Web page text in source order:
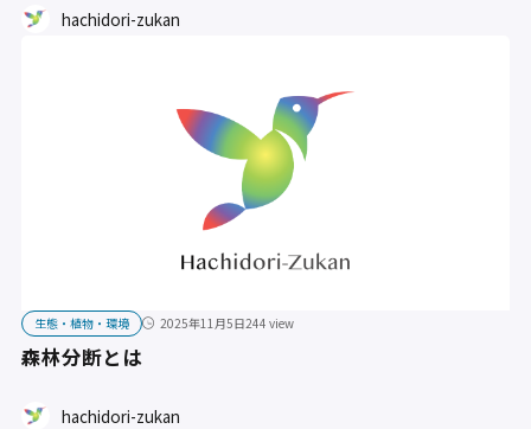
hachidori-zukan
生態・植物・環境 2025年11月5日244 view
森林分断とは
hachidori-zukan